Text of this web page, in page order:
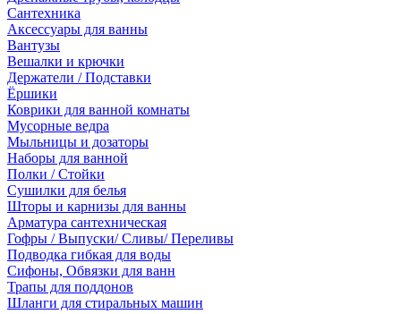
Сантехника
Аксессуары для ванны
Вантузы
Вешалки и крючки
Держатели / Подставки
Ёршики
Коврики для ванной комнаты
Мусорные ведра
Мыльницы и дозаторы
Наборы для ванной
Полки / Стойки
Сушилки для белья
Шторы и карнизы для ванны
Арматура сантехническая
Гофры / Выпуски/ Сливы/ Переливы
Подводка гибкая для воды
Сифоны, Обвязки для ванн
Трапы для поддонов
Шланги для стиральных машин